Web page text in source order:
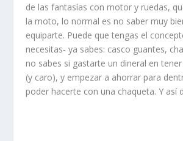
de las fantasías con motor y ruedas,
la moto, lo normal es no saber muy
equiparte. Puede que tengas el
necesitas- ya sabes: casco guantes,
no sabes si gastarte un dineral en
(y caro), y empezar a ahorrar para
poder hacerte con una chaqueta. Y así